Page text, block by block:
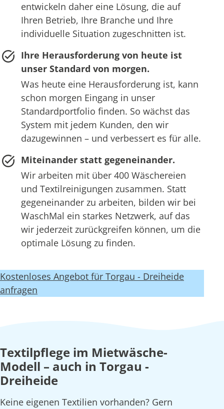
entwickeln daher eine Lösung, die auf
Ihren Betrieb, Ihre Branche und Ihre
individuelle Situation zugeschnitten ist.
Ihre Herausforderung von heute ist
unser Standard von morgen.
Was heute eine Herausforderung ist, kann
schon morgen Eingang in unser
Standardportfolio finden. So wächst das
System mit jedem Kunden, den wir
dazugewinnen – und verbessert es für alle.
Miteinander statt gegeneinander.
Wir arbeiten mit über 400 Wäschereien
und Textilreinigungen zusammen. Statt
gegeneinander zu arbeiten, bilden wir bei
WaschMal ein starkes Netzwerk, auf das
wir jederzeit zurückgreifen können, um die
optimale Lösung zu finden.
Kostenloses Angebot für Torgau - Dreiheide
anfragen
Textilpflege im Mietwäsche-
Modell – auch in Torgau -
Dreiheide
Keine eigenen Textilien vorhanden? Gern